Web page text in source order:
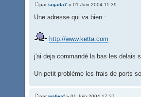
partagada7 » 01 Juin 2004 11:39
Une adresse qui va bien :
http://www.ketta.com
j'ai deja commandé la bas les delais
Un petit problème les frais de ports